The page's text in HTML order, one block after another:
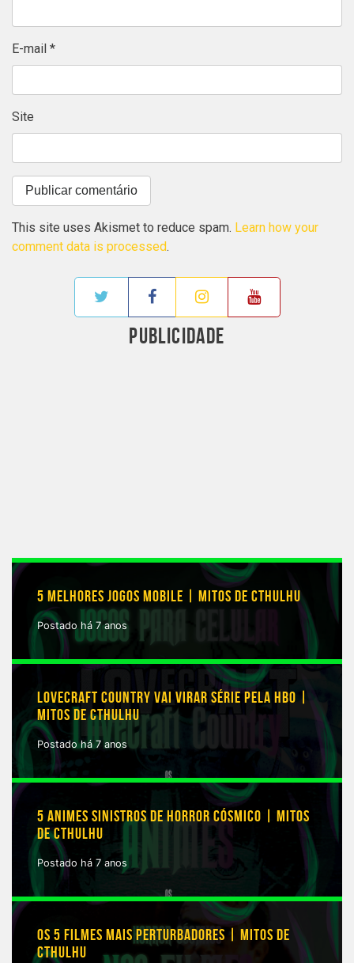
E-mail *
Site
This site uses Akismet to reduce spam. Learn how your
comment data is processed.
PUBLICIDADE
5 MELHORES JOGOS MOBILE | MITOS DE CTHULHU
Postado há 7 anos
LOVECRAFT COUNTRY VAI VIRAR SÉRIE PELA HBO |
MITOS DE CTHULHU
Postado há 7 anos
5 ANIMES SINISTROS DE HORROR CÓSMICO | MITOS
DE CTHULHU
Postado há 7 anos
OS 5 FILMES MAIS PERTURBADORES | MITOS DE
CTHULHU